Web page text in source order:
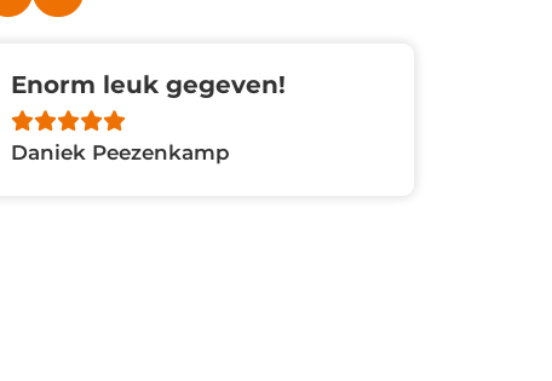
Enorm leuk gegeven!
Daniek Peezenkamp